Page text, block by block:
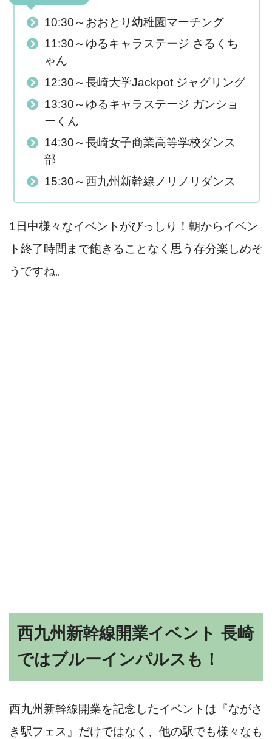
10:30～おおとり幼稚園マーチング
11:30～ゆるキャラステージ さるくち
ゃん
12:30～長崎大学Jackpot ジャグリング
13:30～ゆるキャラステージ ガンショ
ーくん
14:30～長崎女子商業高等学校ダンス
部
15:30～西九州新幹線ノリノリダンス
1日中様々なイベントがびっしり！朝からイベン
ト終了時間まで飽きることなく思う存分楽しめそ
うですね。
西九州新幹線開業イベント 長崎
ではブルーインパルスも！
西九州新幹線開業を記念したイベントは『ながさ
き駅フェス』だけではなく、他の駅でも様々なも